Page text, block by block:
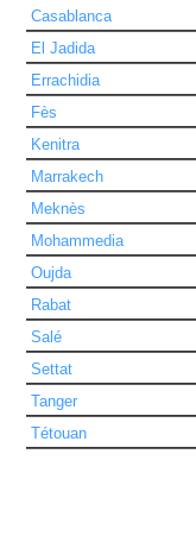
Casablanca
El Jadida
Errachidia
Fès
Kenitra
Marrakech
Meknès
Mohammedia
Oujda
Rabat
Salé
Settat
Tanger
Tétouan